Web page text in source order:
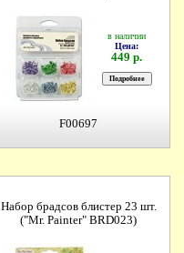
в наличии
Цена:
449 р.
F00697
Набор брадсов блистер 23 шт.
("Mr. Painter" BRD023)